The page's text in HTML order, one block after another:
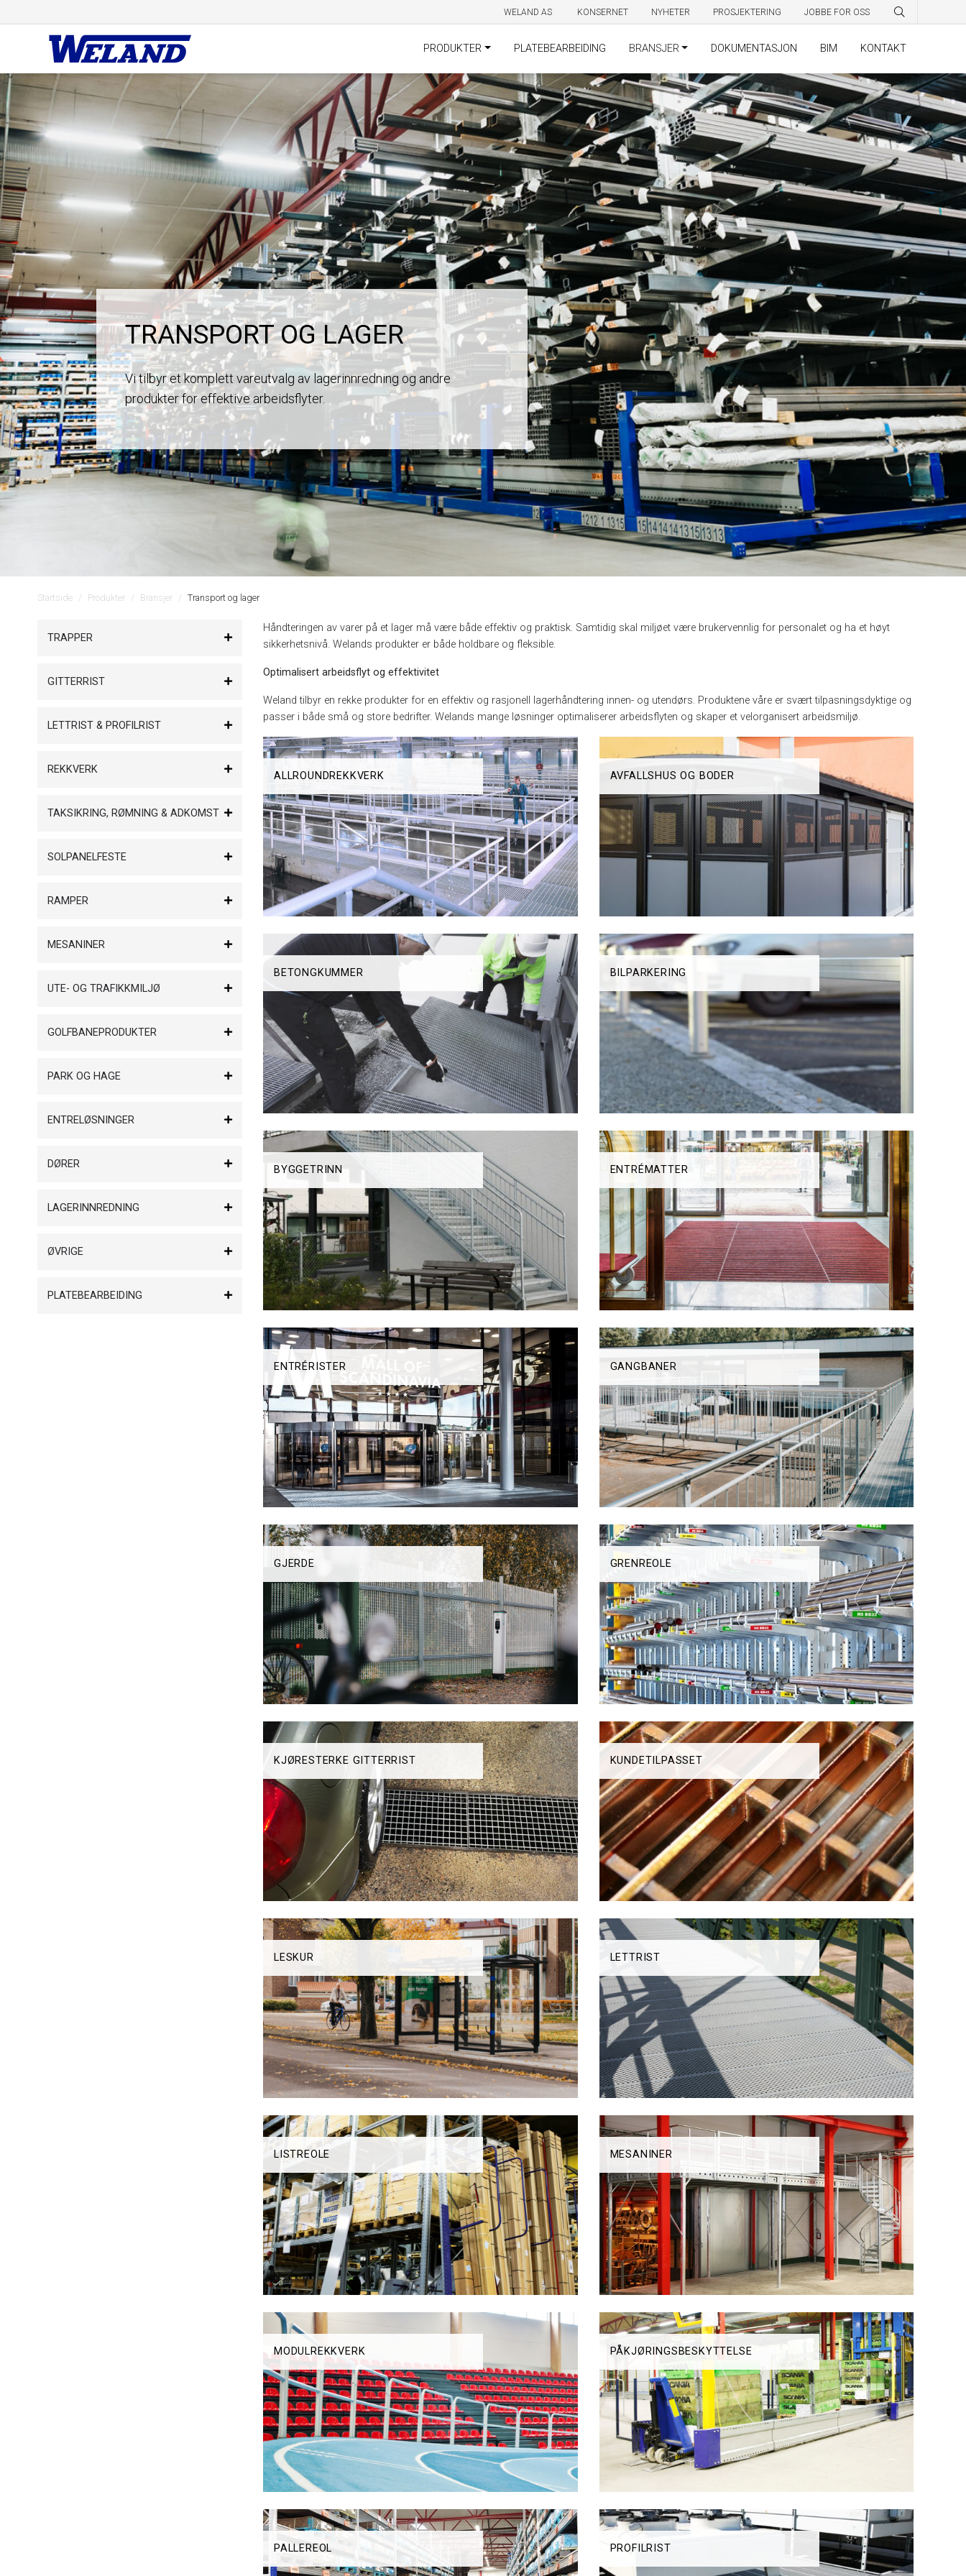
WELAND AS KONSERNET NYHETER PROSJEKTERING JOBBE FOR OSS
PRODUKTER PLATEBEARBEIDING BRANSJER DOKUMENTASJON BIM KONTAKT
TRANSPORT OG LAGER
Vi tilbyr et komplett vareutvalg av lagerinnredning og andre
produkter for effektive arbeidsflyter.
Startside Produkter Bransjer Transport og lager
TRAPPER
GITTERRIST
LETTRIST & PROFILRIST
REKKVERK
TAKSIKRING, RØMNING & ADKOMST
SOLPANELFESTE
RAMPER
MESANINER
UTE- OG TRAFIKKMILJØ
GOLFBANEPRODUKTER
PARK OG HAGE
ENTRELØSNINGER
DØRER
LAGERINNREDNING
ØVRIGE
PLATEBEARBEIDING
Håndteringen av varer på et lager må være både effektiv og praktisk. Samtidig skal miljøet være brukervennlig for personalet og ha et høyt
sikkerhetsnivå. Welands produkter er både holdbare og fleksible.
Optimalisert arbeidsflyt og effektivitet
Weland tilbyr en rekke produkter for en effektiv og rasjonell lagerhåndtering innen- og utendørs. Produktene våre er svært tilpasningsdyktige og
passer i både små og store bedrifter. Welands mange løsninger optimaliserer arbeidsflyten og skaper et velorganisert arbeidsmiljø.
ALLROUNDREKKVERK AVFALLSHUS OG BODER
BETONGKUMMER BILPARKERING
BYGGETRINN ENTRÉMATTER
ENTRÉRISTER GANGBANER
GJERDE GRENREOLE
KJØRESTERKE GITTERRIST KUNDETILPASSET
LESKUR LETTRIST
LISTREOLE MESANINER
MODULREKKVERK PÅKJØRINGSBESKYTTELSE
PALLEREOL PROFILRIST